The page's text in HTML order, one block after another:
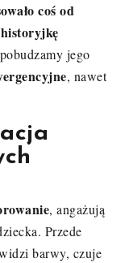
coś od
historyjkę
jego
, nawet
, angażują
Przede
barwy, czuje